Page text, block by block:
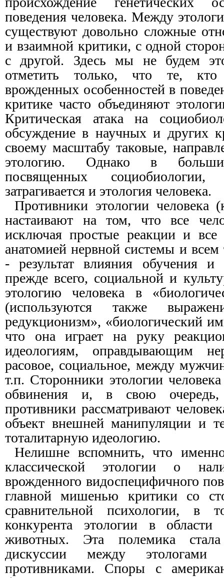
поведения человека. Между
существуют довольно сложные
и взаимной критики, с одной
с другой. Здесь мы не будем
отметить только, что те, кто
врожденных особенностей в
критике часто объединяют
Критическая атака на
обсуждение в научных и других
своему масштабу таковые,
этологию. Однако в
посвященных
затрагивается и этология человека.
Противники этологии человека
настаивают на том, что все
исключая простые реакции и все
анатомией нервной системы и
- результат влияния обучения
прежде всего, социальной и
этологию человека в
(используются также
редукционизм», «биологический
что она играет на руку
идеологиям, оправдывающим
расовое, социальное, между
т.п. Сторонники этологии
обвинения и, в свою
противники рассматривают
объект внешней манипуляции и
тоталитарную идеологию.
Нелишне вспомнить, что
классической этологии о
врожденного видоспецифичного
главной мишенью критики со
сравнительной психологии, в
конкурента этологии в области
животных. Эта полемика
дискуссии между
противниками. Споры с